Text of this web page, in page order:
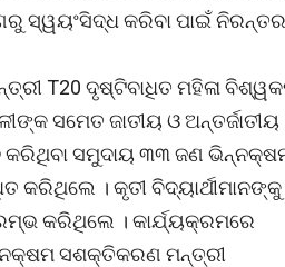
ସ୍ୱୟଂସିଦ୍ଧ କରିବା ପାଇଁ ନିରନ୍ତର
T20 ଦୃଷ୍ଟିବାଧିତ ମହିଳା
ସମେତ ଜାତୀୟ ଓ ଅନ୍ତର୍ଜାତୀୟ
କରିଥିବା ସମୁଦାୟ ୩୩ ଜଣ
କରିଥିଲେ । କୃତୀ ବିଦ୍ୟାର୍ଥୀମାନଙ୍କୁ
କରିଥିଲେ । କାର୍ଯ୍ୟକ୍ରମରେ
ସଶକ୍ତିକରଣ ମନ୍ତ୍ରୀ